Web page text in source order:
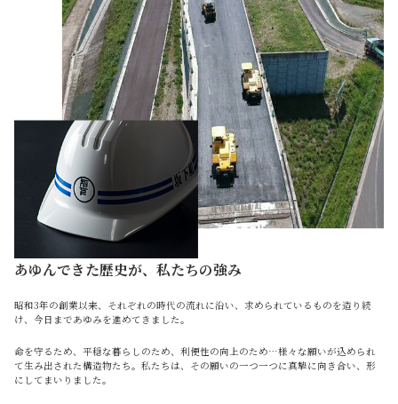
あゆんできた歴史が、私たちの強み
昭和3年の創業以来、それぞれの時代の流れに沿い、求められているものを造り続
け、今日まであゆみを進めてきました。
命を守るため、平穏な暮らしのため、利便性の向上のため…様々な願いが込められ
て生み出された構造物たち。私たちは、その願いの一つ一つに真摯に向き合い、形
にしてまいりました。